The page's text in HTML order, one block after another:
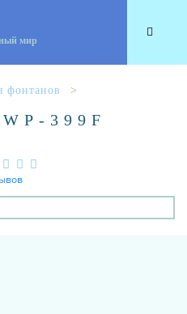
фонтанов
399F